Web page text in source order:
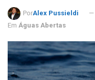
PorAlex Pussieldi
Em Águas Abertas